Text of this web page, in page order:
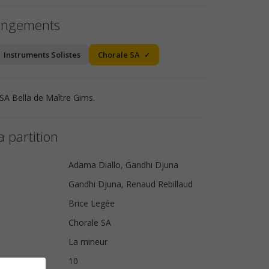
Instruments Solistes Chorale SA
Bella de Maître Gims.
partition
Adama Diallo, Gandhi Djuna
Gandhi Djuna, Renaud Rebillaud
Brice Legée
Chorale SA
La mineur
10